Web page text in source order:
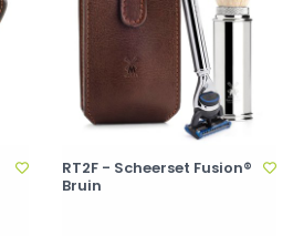
RT2F - Scheerset Fusion®
Bruin